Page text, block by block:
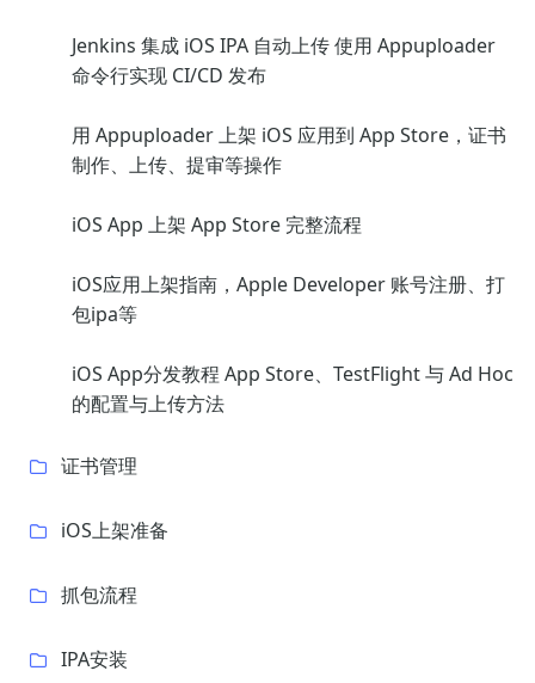
Jenkins 集成 iOS IPA 自动上传 使用 Appuploader
命令行实现 CI/CD 发布
用 Appuploader 上架 iOS 应用到 App Store，证书
制作、上传、提审等操作
iOS App 上架 App Store 完整流程
iOS应用上架指南，Apple Developer 账号注册、打
包ipa等
iOS App分发教程 App Store、TestFlight 与 Ad Hoc
的配置与上传方法
证书管理
iOS上架准备
抓包流程
IPA安装